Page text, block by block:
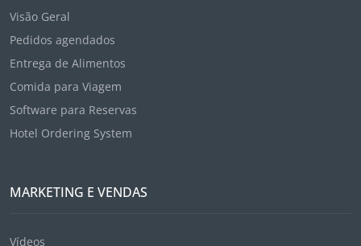
Visão Geral
Pedidos agendados
Entrega de Alimentos
Comida para Viagem
Software para Reservas
Hotel Ordering System
MARKETING E VENDAS
Vídeos